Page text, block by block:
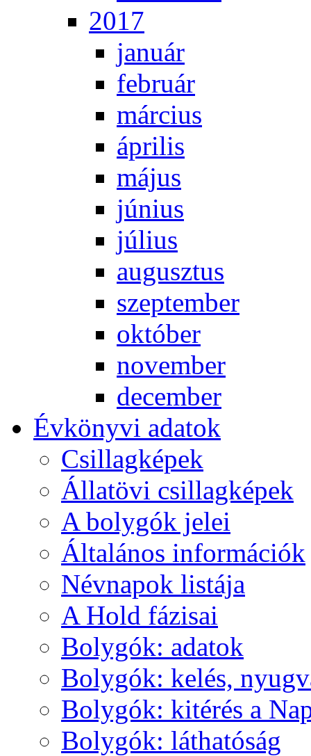
2017
ja­nu­ár
feb­ru­ár
már­ci­us
áp­ri­lis
má­jus
jú­ni­us
jú­li­us
au­gusz­tus
szep­tem­ber
ok­tó­ber
no­vem­ber
de­cem­ber
Év­köny­vi ada­tok
Csil­lag­ké­pek
Ál­lat­övi csil­lag­ké­pek
A boly­gók je­lei
Ál­ta­lá­nos in­for­má­ci­ók
Név­na­pok lis­tá­ja
A Hold fá­zi­sai
Boly­gók: ada­tok
Boly­gók: ke­lés,
Boly­gók: ki­té­rés a
Boly­gók: lát­ha­tó­ság